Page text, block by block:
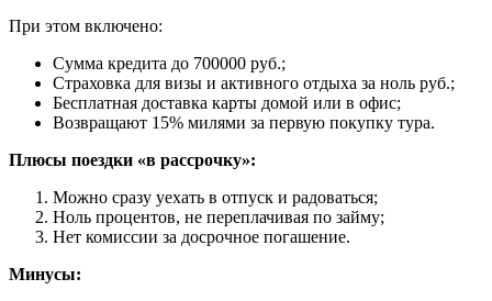
При этом включено:
Сумма кредита до 700000 руб.;
Страховка для визы и активного отдыха за ноль руб.;
Бесплатная доставка карты домой или в офис;
Возвращают 15% милями за первую покупку тура.
Плюсы поездки «в рассрочку»:
Можно сразу уехать в отпуск и радоваться;
Ноль процентов, не переплачивая по займу;
Нет комиссии за досрочное погашение.
Минусы: